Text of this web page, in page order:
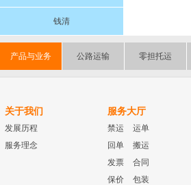
钱清
产品与业务 公路运输 零担托运
关于我们
发展历程
服务理念
服务大厅
禁运
运单
回单
搬运
发票
合同
保价
包装